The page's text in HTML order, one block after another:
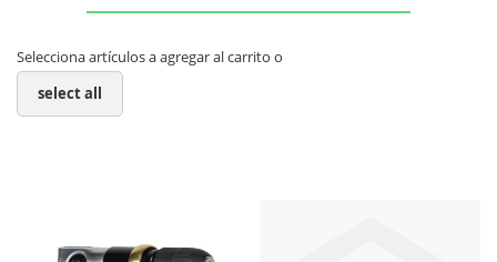
Selecciona artículos a agregar al carrito o
select all